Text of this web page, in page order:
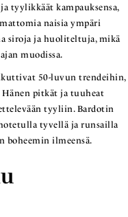
tyylikkäät kampauksensa,
naisia ympäri
siroja ja huoliteltuja, mikä
muodissa.
50-luvun trendeihin,
pitkät ja tuuheat
tyyliin. Bardotin
tyvellä ja runsailla
boheemin ilmeensä.